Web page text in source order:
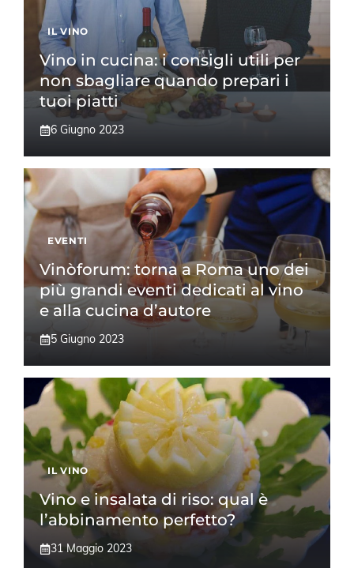
IL VINO
Vino in cucina: i consigli utili per
non sbagliare quando prepari i
tuoi piatti
6 Giugno 2023
EVENTI
Vinòforum: torna a Roma uno dei
più grandi eventi dedicati al vino
e alla cucina d’autore
5 Giugno 2023
IL VINO
Vino e insalata di riso: qual è
l’abbinamento perfetto?
31 Maggio 2023